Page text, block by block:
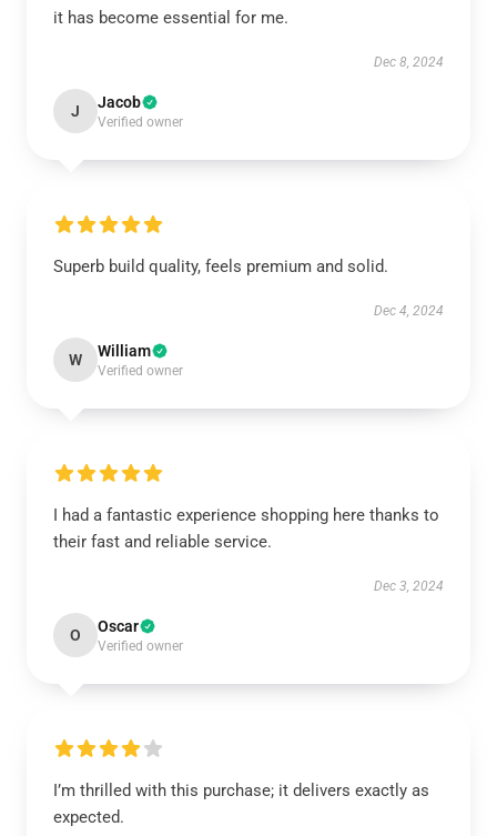
it has become essential for me.
Dec 8, 2024
J Jacob
Verified owner
Superb build quality, feels premium and solid.
Dec 4, 2024
W William
Verified owner
I had a fantastic experience shopping here thanks to
their fast and reliable service.
Dec 3, 2024
O Oscar
Verified owner
I’m thrilled with this purchase; it delivers exactly as
expected.